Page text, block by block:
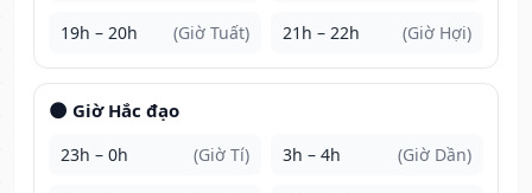
19h – 20h (Giờ Tuất) 21h – 22h (Giờ Hợi)
🌑 Giờ Hắc đạo
23h – 0h (Giờ Tí) 3h – 4h (Giờ Dần)